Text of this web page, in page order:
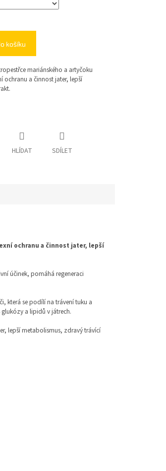
košíku
mariánského a artyčoku
a činnost jater, lepší
HLÍDAT SDÍLET
ochranu a činnost jater, lepší
účinek, pomáhá regeneraci
která se podílí na trávení tuku a
a lipidů v játrech.
lepší metabolismus, zdravý trávící